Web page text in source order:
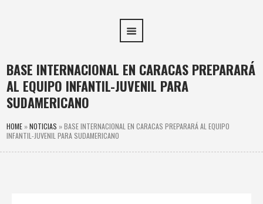
BASE INTERNACIONAL EN CARACAS PREPARARÁ
AL EQUIPO INFANTIL-JUVENIL PARA
SUDAMERICANO
HOME »NOTICIAS »BASE INTERNACIONAL EN CARACAS PREPARARÁ AL EQUIPO
INFANTIL-JUVENIL PARA SUDAMERICANO